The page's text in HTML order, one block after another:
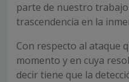
parte de nuestro
trascendencia en la
Con respecto al ataque
momento y en cuya
decir tiene que la